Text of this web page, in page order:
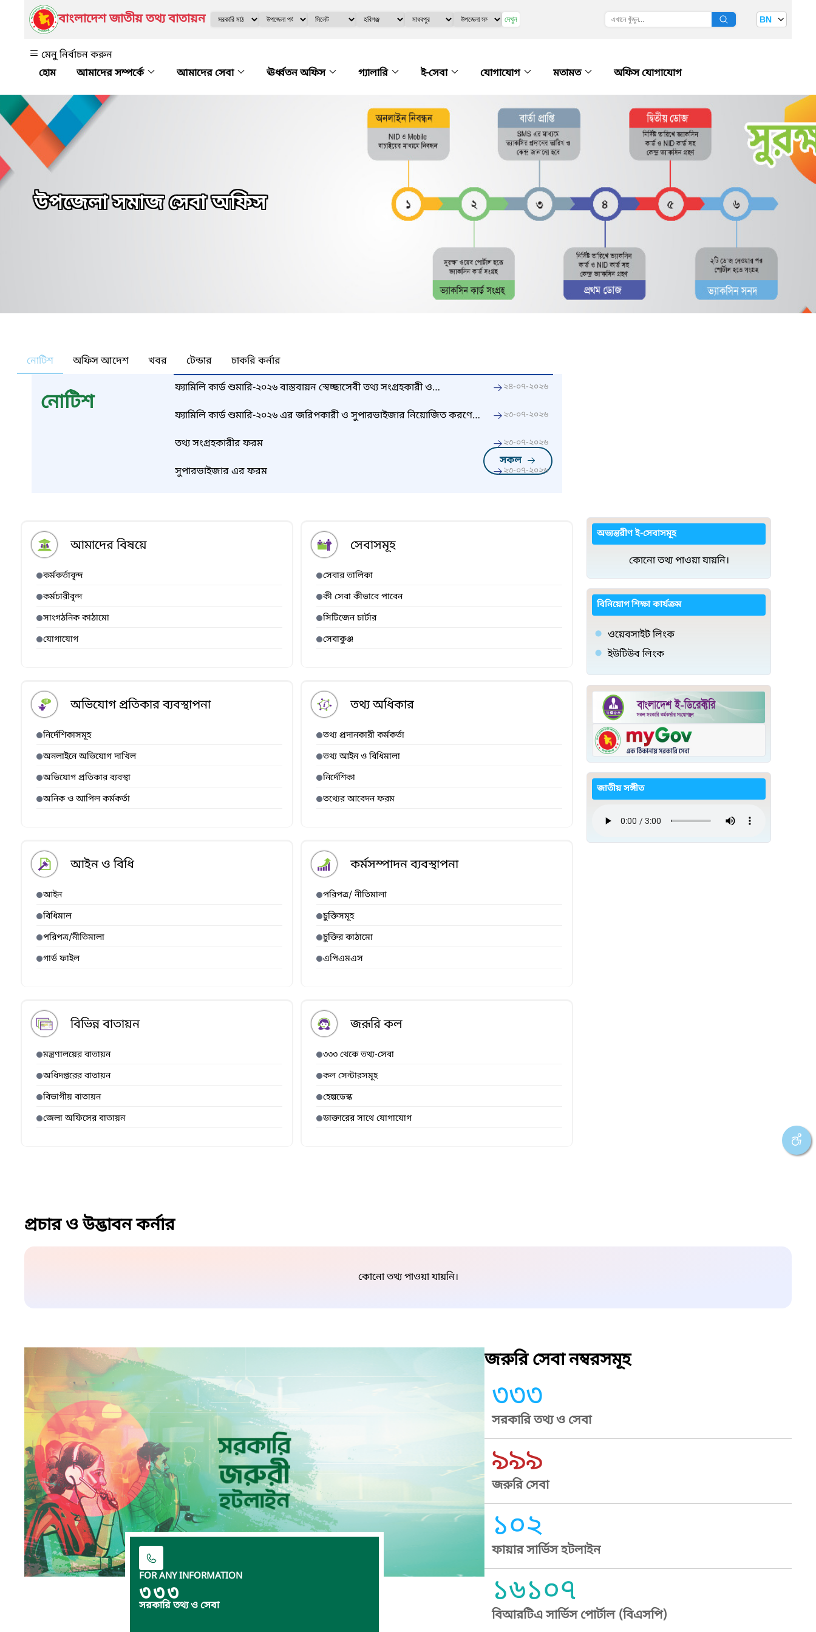
বাংলাদেশ জাতীয় তথ্য বাতায়ন দেখুন BN
মেনু নির্বাচন করুন
আমাদের সম্পর্কে
আমাদের সেবা ঊর্ধ্বতন অফিস গ্যালারি ই-সেবা যোগাযোগ মতামত অফিস যোগাযোগ
উপজেলা সমাজ সেবা অফিস
নোটিশ অফিস আদেশ খবর টেন্ডার চাকরি কর্নার
নোটিশ
সকল
ফ্যামিলি কার্ড শুমারি-২০২৬ বাস্তবায়ন স্বেচ্ছাসেবী তথ্য সংগ্রহকারী ও
২৪-০৭-২০২৬
ফ্যামিলি কার্ড শুমারি-২০২৬ এর জরিপকারী ও সুপারভাইজার নিয়োজিত করণের
২৩-০৭-২০২৬
তথ্য সংগ্রহকারীর ফরম ২৩-০৭-২০২৬
সুপারভাইজার এর ফরম ২৩-০৭-২০২৬
আমাদের বিষয়ে
কর্মকর্তাবৃন্দ
কর্মচারীবৃন্দ
সাংগঠনিক কাঠামো
যোগাযোগ
সেবাসমূহ
সেবার তালিকা
কী সেবা কীভাবে পাবেন
সিটিজেন চার্টার
সেবাকুঞ্জ
অভিযোগ প্রতিকার ব্যবস্থাপনা
নির্দেশিকাসমূহ
অনলাইনে অভিযোগ দাখিল
অভিযোগ প্রতিকার ব্যবস্থা
অনিক ও আপিল কর্মকর্তা
তথ্য অধিকার
তথ্য প্রদানকারী কর্মকর্তা
তথ্য আইন ও বিধিমালা
নির্দেশিকা
তথ্যের আবেদন ফরম
আইন ও বিধি
আইন
বিধিমাল
পরিপত্র/নীতিমালা
গার্ড ফাইল
কর্মসম্পাদন ব্যবস্থাপনা
পরিপত্র/ নীতিমালা
চুক্তিসমূহ
চুক্তির কাঠামো
এপিএমএস
বিভিন্ন বাতায়ন
মন্ত্রণালয়ের বাতায়ন
অধিদপ্তরের বাতায়ন
বিভাগীয় বাতায়ন
জেলা অফিসের বাতায়ন
জরূরি কল
৩৩৩ থেকে তথ্য-সেবা
কল সেন্টারসমূহ
হেল্পডেস্ক
ডাক্তারের সাথে যোগাযোগ
অভ্যন্তরীণ ই-সেবাসমূহ
কোনো তথ্য পাওয়া যায়নি।
বিনিয়োগ শিক্ষা কার্যক্রম
ওয়েবসাইট লিংক
ইউটিউব লিংক
জাতীয় সঙ্গীত
প্রচার ও উদ্ভাবন কর্নার
কোনো তথ্য পাওয়া যায়নি।
FOR ANY INFORMATION
৩৩৩
সরকারি তথ্য ও সেবা
জরুরি সেবা নম্বরসমূহ
৩৩৩
সরকারি তথ্য ও সেবা
৯৯৯
জরুরি সেবা
১০২
ফায়ার সার্ভিস হটলাইন
১৬১০৭
বিআরটিএ সার্ভিস পোর্টাল (বিএসপি)